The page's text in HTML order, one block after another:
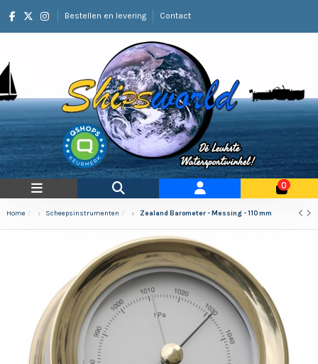
Bestellen en levering Contact
0
Home Scheepsinstrumenten Zealand Barometer - Messing - 110 mm